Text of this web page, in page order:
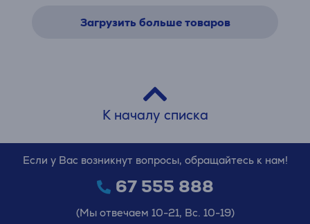
Загрузить больше товаров
К началу списка
Если у Вас возникнут вопросы, обращайтесь к нам!
67 555 888
(Мы отвечаем 10-21, Вс. 10-19)